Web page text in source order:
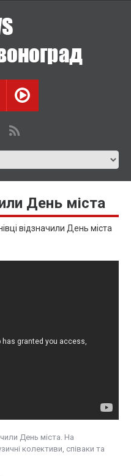
День міста
відзначили День міста
День міста. На
колективи, співаки та